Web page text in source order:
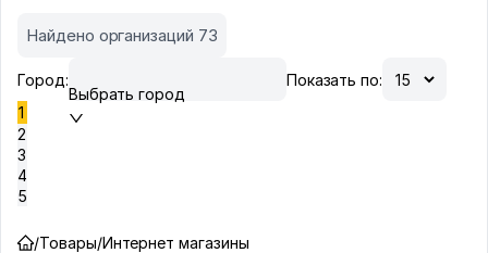
Найдено организаций 73
Город:
Выбрать город
Показать по:
1
2
3
4
5
/Товары/Интернет магазины